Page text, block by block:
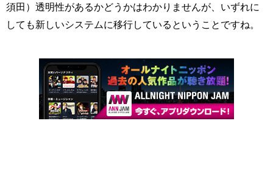
須田）透明性があるかどうかはわかりませんが、いずれに
しても新しいシステムに移行しているということですね。